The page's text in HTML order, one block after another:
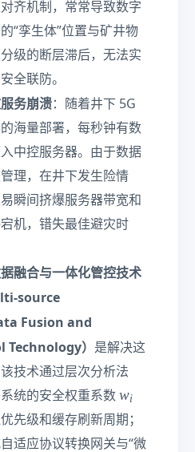
齐机制，常常导致数字
“孪生体”位置与矿井物
级的断层滞后，无法实
全联防。
务崩溃：随着井下 5G
海量部署，每秒钟有数
中控服务器。由于数据
理，在井下发生险情
瞬间挤爆服务器带宽和
机，错失最佳避灾时
融合与一体化管控技术
source
Fusion and
） 是解决这
技术通过层次分析法
统的安全权重系数 w
_
i
wi
先级和缓存刷新周期；
适应协议转换网关与“微